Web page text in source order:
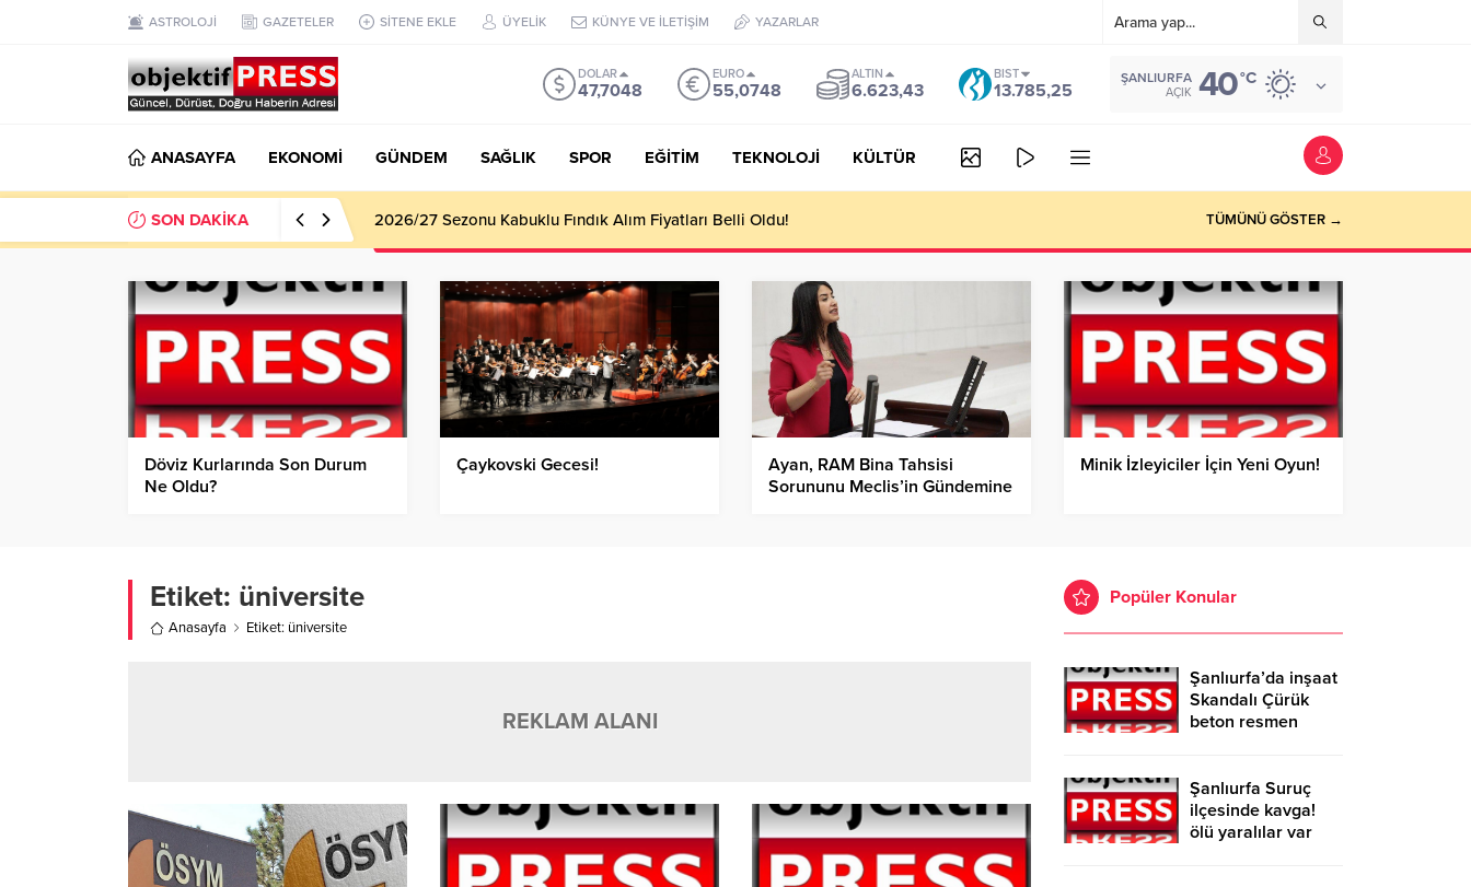
ASTROLOJİ GAZETELER SİTENE EKLE ÜYELİK KÜNYE VE İLETİŞİM YAZARLAR
DOLAR
47,7048
EURO
55,0748
ALTIN
6.623,43
BIST
13.785,25
ŞANLIURFA
AÇIK 40°C
ANASAYFA EKONOMİ GÜNDEM SAĞLIK SPOR EĞİTİM TEKNOLOJİ KÜLTÜR
SON DAKİKA 2026/27 Sezonu Kabuklu Fındık Alım Fiyatları Belli Oldu! TÜMÜNÜ GÖSTER →
Döviz Kurlarında Son Durum
Ne Oldu?
Çaykovski Gecesi!
Ayan, RAM Bina Tahsisi
Sorununu Meclis’in Gündemine
Minik İzleyiciler İçin Yeni Oyun!
Etiket: üniversite
Anasayfa Etiket: üniversite
REKLAM ALANI
Popüler Konular
Şanlıurfa’da inşaat
Skandalı Çürük
beton resmen
Şanlıurfa Suruç
ilçesinde kavga!
ölü yaralılar var